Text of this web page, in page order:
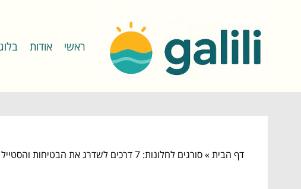
ראשי אודות בלוג
דף הבית»סורגים לחלונות: 7 דרכים לשדרג את הבטיחות והסטייל בבית שלכם